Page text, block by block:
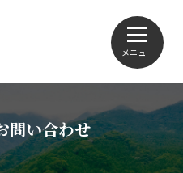
メニュー
問い合わせ